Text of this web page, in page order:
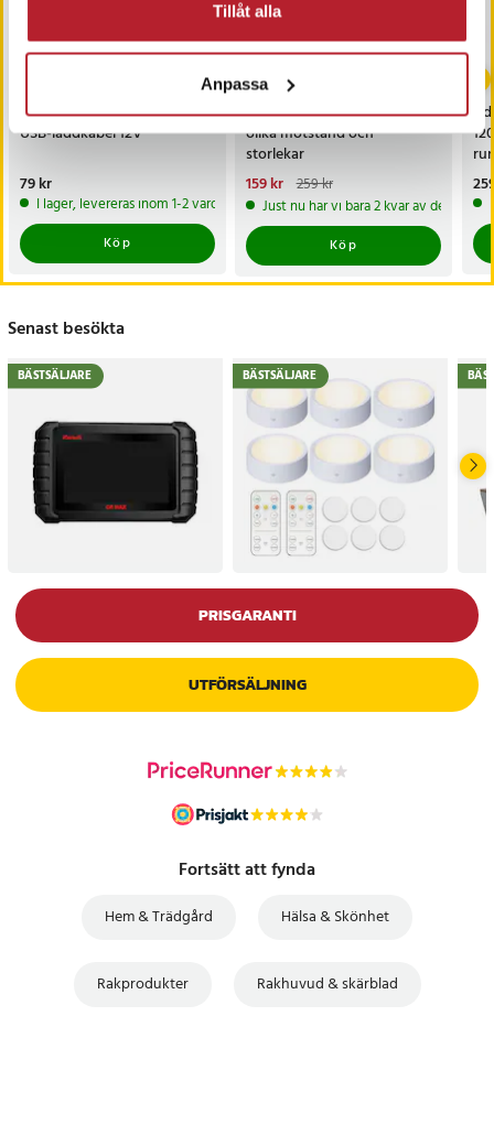
Tillåt alla
Anpassa
Braun Series 3/5/6/7/8/9
USB-laddkabel 12V
Pris:
79 kr
I lager, levereras inom 1-2 vardagar
Köp
Stretchband 3-pack med
olika motstånd och
storlekar
Nuvarande pris
159 krTidigare pris:259 kr
159 kr 259 kr
Just nu har vi bara 2 kvar av denna
Köp
Senast besökta
BÄSTSÄLJARE BÄSTSÄLJARE
PRISGARANTI
UTFÖRSÄLJNING
Fortsätt att fynda
Hem & Trädgård Hälsa & Skönhet
Rakprodukter Rakhuvud & skärblad